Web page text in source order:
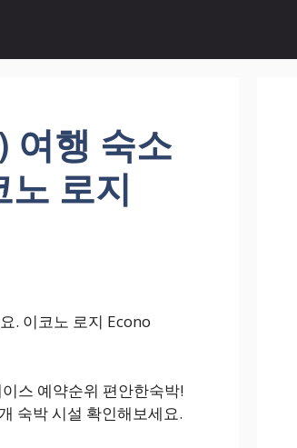
여행 숙소
로지
. 이코노 로지 Econo
스 예약순위 편안한숙박!
숙박 시설 확인해보세요.